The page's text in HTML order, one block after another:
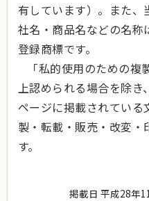
有しています）。また
社名・商品名などの名称
登録商標です。
「私的使用のための複
上認められる場合を除き
ページに掲載されてい
製・転載・販売・改変・
す。
掲載日 平成28年